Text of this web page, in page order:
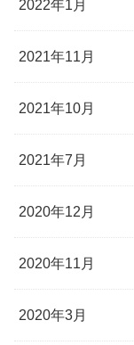
2022年1月
2021年11月
2021年10月
2021年7月
2020年12月
2020年11月
2020年3月